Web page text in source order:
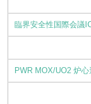
臨界安全性国際会議
PWR MOX/UO2 炉心